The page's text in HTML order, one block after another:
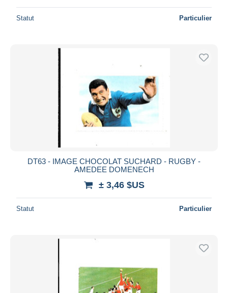
Statut Particulier
DT63 - IMAGE CHOCOLAT SUCHARD - RUGBY -
AMEDEE DOMENECH
± 3,46 $US
Statut Particulier